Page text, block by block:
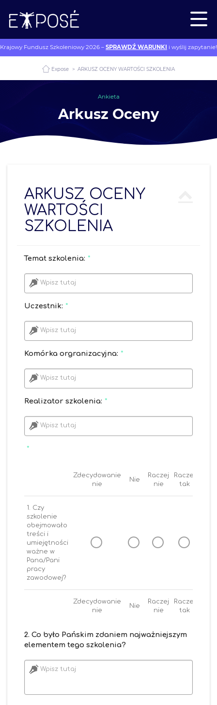
Krajowy Fundusz Szkoleniowy 2026 – SPRAWDŹ WARUNKI i wyślij zapytanie!
Expose > ARKUSZ OCENY WARTOŚCI SZKOLENIA
Ankieta
Arkusz Oceny
ARKUSZ OCENY
WARTOŚCI
SZKOLENIA
Temat szkolenia: *
Wpisz tutaj
Uczestnik: *
Wpisz tutaj
Komórka orgranizacyjna: *
Wpisz tutaj
Realizator szkolenia: *
Wpisz tutaj
*
Zdecydowanie
nie
Nie
Raczej
nie
Raczej
tak
Zdecydowanie
nie
Nie
Raczej
nie
Raczej
tak
1. Czy
szkolenie
obejmowało
treści i
umiejętności
ważne w
Pana/Pani
pracy
zawodowej?
2. Co było Pańskim zdaniem najważniejszym
elementem tego szkolenia?
Wpisz tutaj